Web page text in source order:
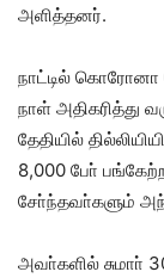
அளித்தனர்.
நாட்டில் கொரோனா
நாள் அதிகரித்து
தேதியில்
8,000 போ்
சோ்ந்தவா்களும்
அவா்களில் சுமாா்